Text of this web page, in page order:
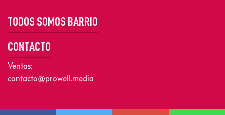
TODOS SOMOS BARRIO
CONTACTO
Ventas:
contacto@prowell.media